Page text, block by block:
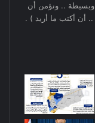
وبسيطة .. ونؤمن أن
.. أن أكتب ما أريد ) .